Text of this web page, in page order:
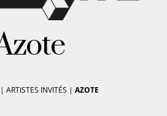
| ARTISTES INVITÉS | AZOTE